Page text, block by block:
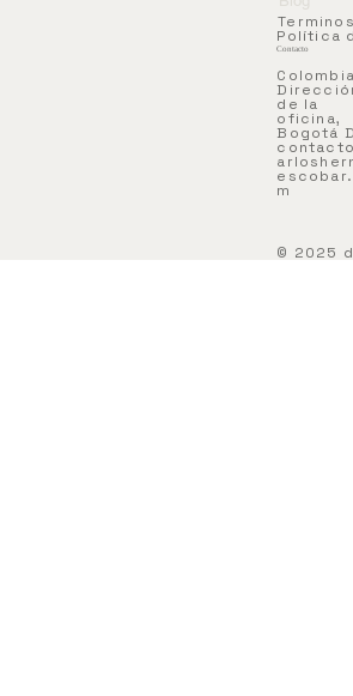
Política
Contacto
Colombia
de la
oficina,
Bogotá
m
© 2025